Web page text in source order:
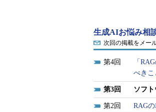
生成AIお悩み相
次回の掲載をメー
4
「
べきこ
3 ソフ
2 RAG